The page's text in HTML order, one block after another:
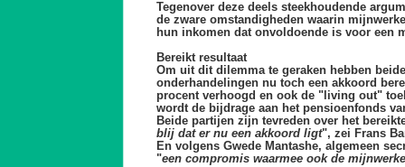
Tegenover deze deels steekhoudende
de zware omstandigheden waarin
hun inkomen dat onvoldoende is voor een
Bereikt resultaat
Om uit dit dilemma te geraken hebben
onderhandelingen nu toch een akkoord
procent verhoogd en ook de "living out"
wordt de bijdrage aan het pensioenfonds
Beide partijen zijn tevreden over het
blij dat er nu een akkoord ligt", zei Frans
En volgens Gwede Mantashe, algemeen
"een compromis waarmee ook de